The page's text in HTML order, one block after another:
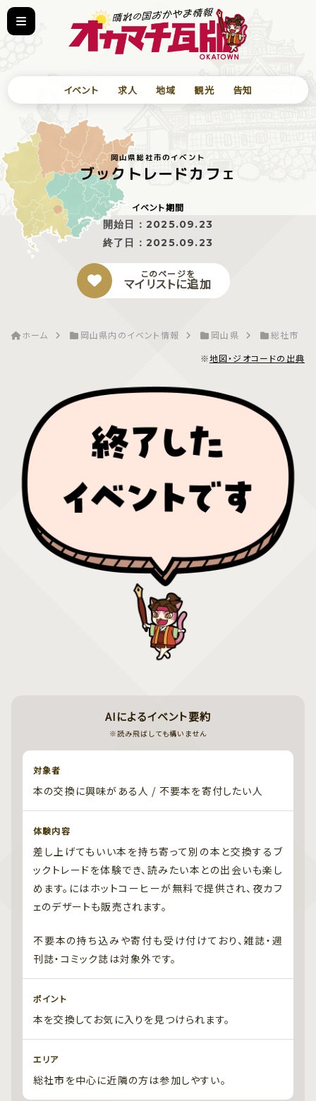
イベント 求人 地域 観光 告知
岡山県総社市のイベント
ブックトレードカフェ
イベント期間
開始日： 2025.09.23
終了日： 2025.09.23
このページを
マイリストに追加
ホーム 岡山県内のイベント情報 岡山県
総社市
※地図・ジオコードの出典
AIによるイベント要約
※読み飛ばしても構いません
対象者
本の交換に興味がある人 / 不要本を寄付したい人
体験内容
差し上げてもいい本を持ち寄って別の本と交換するブ
ックトレードを体験でき、読みたい本との出会いも楽し
めます。にはホットコーヒーが無料で提供され、夜カフ
ェのデザートも販売されます。
不要本の持ち込みや寄付も受け付けており、雑誌・週
刊誌・コミック誌は対象外です。
ポイント
本を交換してお気に入りを見つけられます。
エリア
総社市を中心に近隣の方は参加しやすい。